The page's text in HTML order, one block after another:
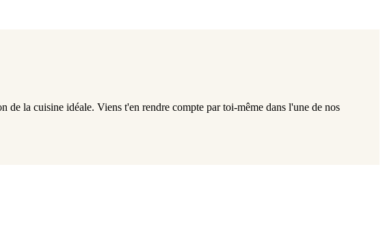
la cuisine idéale. Viens t'en rendre compte par toi-même dans l'une de nos